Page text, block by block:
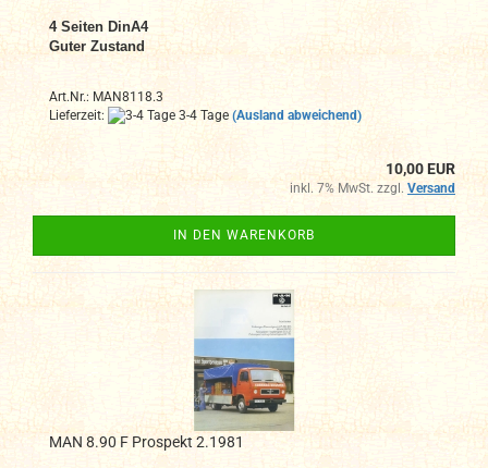
4 Seiten DinA4
Guter Zustand
Art.Nr.: MAN8118.3
Lieferzeit:
3-4 Tage (Ausland abweichend)
10,00 EUR
inkl. 7% MwSt. zzgl. Versand
IN DEN WARENKORB
MAN 8.90 F Prospekt 2.1981